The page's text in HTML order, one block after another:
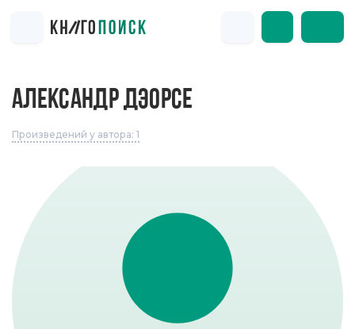
АЛЕКСАНДР ДЭОРСЕ
Произведений у автора: 1